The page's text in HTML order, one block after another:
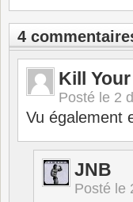
4
Kill
Posté le 2
Vu également
JNB
Posté le